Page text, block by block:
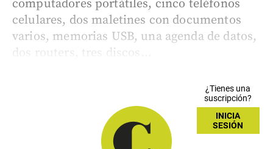
computadores portátiles, cinco teléfonos
celulares, dos maletines con documentos
varios, memorias USB, una agenda de datos,
dos routers, tres discos...
¿Tienes una
suscripción?
INICIA
SESIÓN